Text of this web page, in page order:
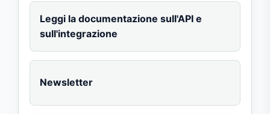
Leggi la documentazione sull'API e
sull'integrazione
Newsletter